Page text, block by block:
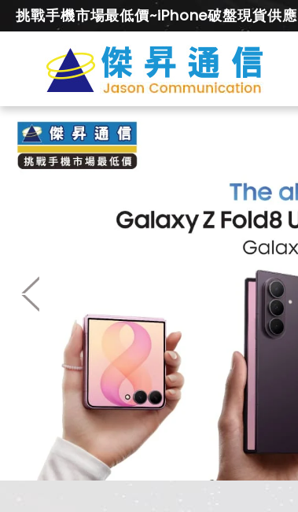
挑戰手機市場最低價~iPhone破盤現貨供應